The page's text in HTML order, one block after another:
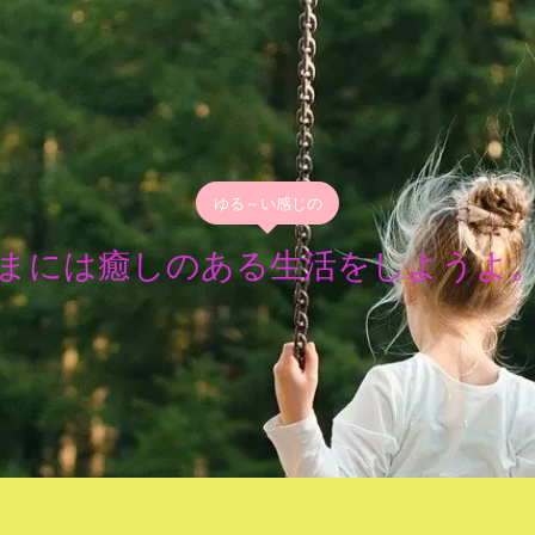
ゆる～い感じの
には癒しのある生活をしようよ